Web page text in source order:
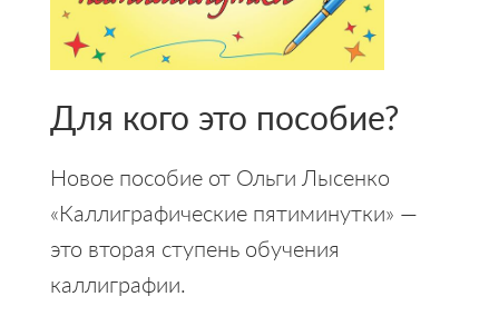
Для кого это пособие?
Новое пособие от Ольги Лысенко
«Каллиграфические пятиминутки» —
это вторая ступень обучения
каллиграфии.